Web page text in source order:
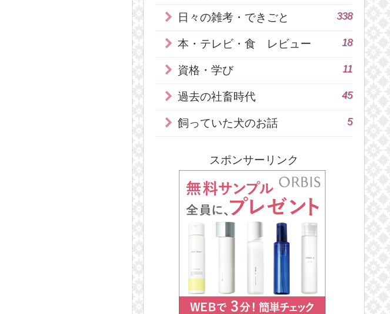
日々の雑考・できごと 338
本・テレビ・食 レビュー 18
資格・学び 11
過去の社畜時代 45
飼っていた犬のお話 5
スポンサーリンク